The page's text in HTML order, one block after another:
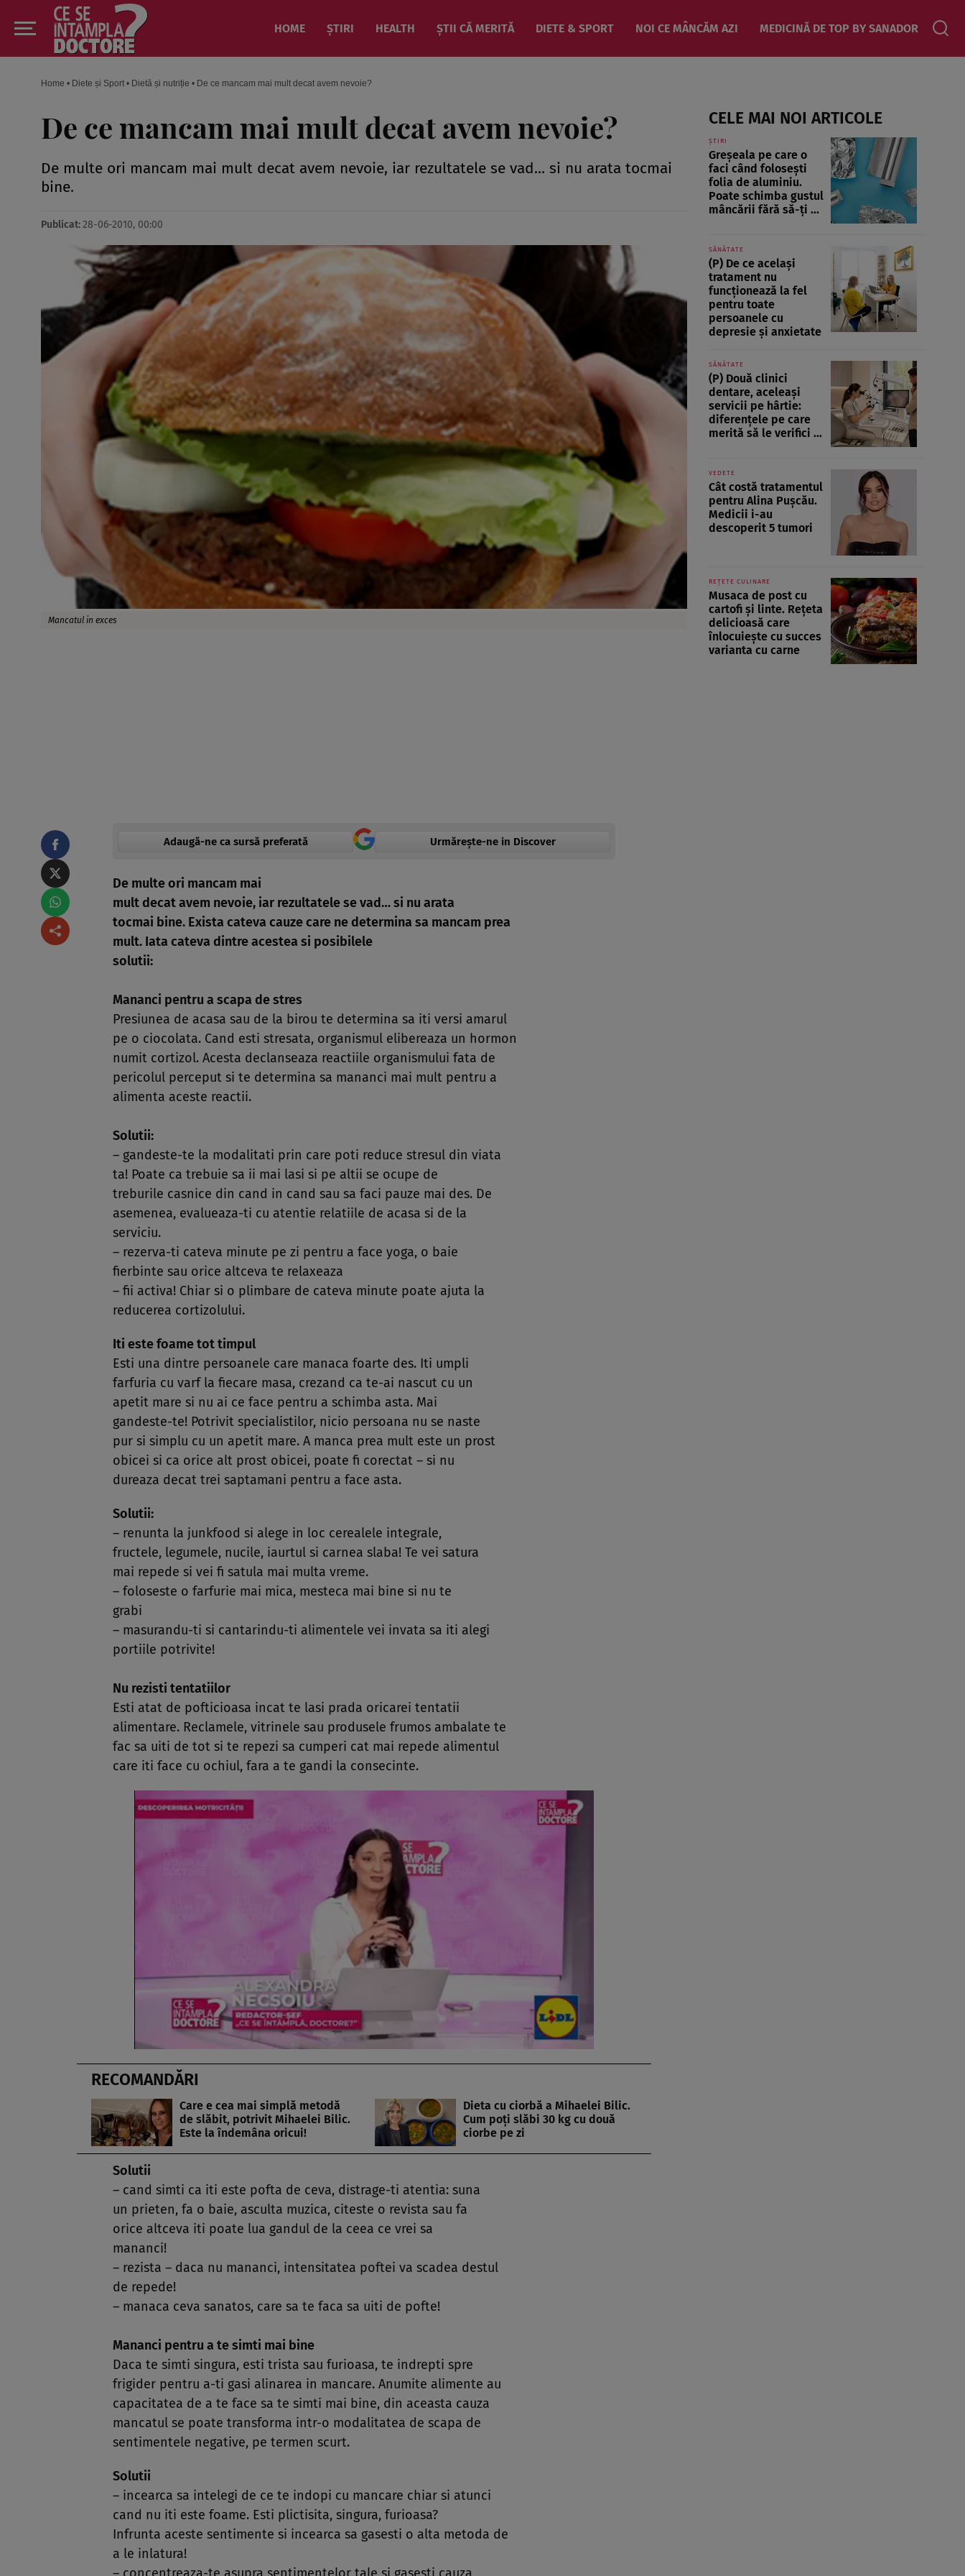
HOME ȘTIRI HEALTH ȘTII CĂ MERITĂ DIETE & SPORT NOI CE MÂNCĂM AZI MEDICINĂ DE TOP BY SANADOR
Home • Diete și Sport • Dietă și nutriție • De ce mancam mai mult decat avem nevoie?
De ce mancam mai mult decat avem nevoie?
De multe ori mancam mai mult decat avem nevoie, iar rezultatele se vad... si nu arata tocmai
bine.
Publicat:28-06-2010, 00:00
Mancatul in exces
Adaugă-ne ca sursă preferată Urmărește-ne in Discover
De multe ori mancam mai
mult decat avem nevoie, iar rezultatele se vad… si nu arata
tocmai bine. Exista cateva cauze care ne determina sa mancam prea
mult. Iata cateva dintre acestea si posibilele
solutii:
Mananci pentru a scapa de stres
Presiunea de acasa sau de la birou te determina sa iti versi amarul
pe o ciocolata. Cand esti stresata, organismul elibereaza un hormon
numit cortizol. Acesta declanseaza reactiile organismului fata de
pericolul perceput si te determina sa mananci mai mult pentru a
alimenta aceste reactii.
Solutii:
– gandeste-te la modalitati prin care poti reduce stresul din viata
ta! Poate ca trebuie sa ii mai lasi si pe altii se ocupe de
treburile casnice din cand in cand sau sa faci pauze mai des. De
asemenea, evalueaza-ti cu atentie relatiile de acasa si de la
serviciu.
– rezerva-ti cateva minute pe zi pentru a face yoga, o baie
fierbinte sau orice altceva te relaxeaza
– fii activa! Chiar si o plimbare de cateva minute poate ajuta la
reducerea cortizolului.
Iti este foame tot timpul
Esti una dintre persoanele care manaca foarte des. Iti umpli
farfuria cu varf la fiecare masa, crezand ca te-ai nascut cu un
apetit mare si nu ai ce face pentru a schimba asta. Mai
gandeste-te! Potrivit specialistilor, nicio persoana nu se naste
pur si simplu cu un apetit mare. A manca prea mult este un prost
obicei si ca orice alt prost obicei, poate fi corectat – si nu
dureaza decat trei saptamani pentru a face asta.
Solutii:
– renunta la junkfood si alege in loc cerealele integrale,
fructele, legumele, nucile, iaurtul si carnea slaba! Te vei satura
mai repede si vei fi satula mai multa vreme.
– foloseste o farfurie mai mica, mesteca mai bine si nu te
grabi
– masurandu-ti si cantarindu-ti alimentele vei invata sa iti alegi
portiile potrivite!
Nu rezisti tentatiilor
Esti atat de pofticioasa incat te lasi prada oricarei tentatii
alimentare. Reclamele, vitrinele sau produsele frumos ambalate te
fac sa uiti de tot si te repezi sa cumperi cat mai repede alimentul
care iti face cu ochiul, fara a te gandi la consecinte.
RECOMANDĂRI
Care e cea mai simplă metodă
de slăbit, potrivit Mihaelei Bilic.
Este la îndemâna oricui!
Dieta cu ciorbă a Mihaelei Bilic.
Cum poți slăbi 30 kg cu două
ciorbe pe zi
Solutii
– cand simti ca iti este pofta de ceva, distrage-ti atentia: suna
un prieten, fa o baie, asculta muzica, citeste o revista sau fa
orice altceva iti poate lua gandul de la ceea ce vrei sa
mananci!
– rezista – daca nu mananci, intensitatea poftei va scadea destul
de repede!
– manaca ceva sanatos, care sa te faca sa uiti de pofte!
Mananci pentru a te simti mai bine
Daca te simti singura, esti trista sau furioasa, te indrepti spre
frigider pentru a-ti gasi alinarea in mancare. Anumite alimente au
capacitatea de a te face sa te simti mai bine, din aceasta cauza
mancatul se poate transforma intr-o modalitatea de scapa de
sentimentele negative, pe termen scurt.
Solutii
– incearca sa intelegi de ce te indopi cu mancare chiar si atunci
cand nu iti este foame. Esti plictisita, singura, furioasa?
Infrunta aceste sentimente si incearca sa gasesti o alta metoda de
a le inlatura!
CELE MAI NOI ARTICOLE
ȘTIRI
Greșeala pe care o
faci când folosești
folia de aluminiu.
Poate schimba gustul
mâncării fără să-ți ...
SĂNĂTATE
(P) De ce același
tratament nu
funcționează la fel
pentru toate
persoanele cu
depresie și anxietate
SĂNĂTATE
(P) Două clinici
dentare, aceleași
servicii pe hârtie:
diferențele pe care
merită să le verifici ...
VEDETE
Cât costă tratamentul
pentru Alina Pușcău.
Medicii i-au
descoperit 5 tumori
REȚETE CULINARE
Musaca de post cu
cartofi și linte. Rețeta
delicioasă care
înlocuiește cu succes
varianta cu carne